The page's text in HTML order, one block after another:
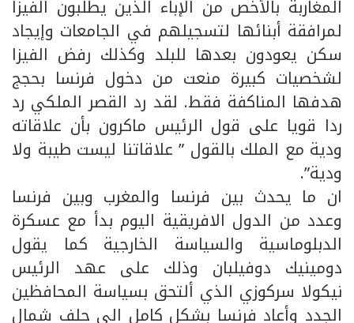
المغاربة بالأخص من الإباء الذين يطلبون الفيزا
لمرافقة أبنائها لتسجيلهم في الجامعات وإيجاد
سكن يعودون بعدها للبلد وكذلك رفض الفيزا
لشخصيات كبيرة منعت من دخول فرنسا بحجج
هدفها المناكفة فقط. لقد رد القصر الملكي رد
ردا قويا على قول الرئيس ماكرون بأن علاقاته
ودية مع الملك بالقول ” علاقاتنا ليست طيبة ولا
ودية”.
ان ما يحدث بين فرنسا والمغرب وبين فرنسا
وعدد من الدول الافريقية اليوم بدأ مع عسكرة
الدبلوماسية والسياسة الخارجية كما يقول
دومينيك دوفيلبان وذلك على عهد الرئيس
نيكولا سركوزي الذي ألتحق بسياسة المحافظين
الجدد وأعاد فرنسا بشكل كامل الى حلف شمال